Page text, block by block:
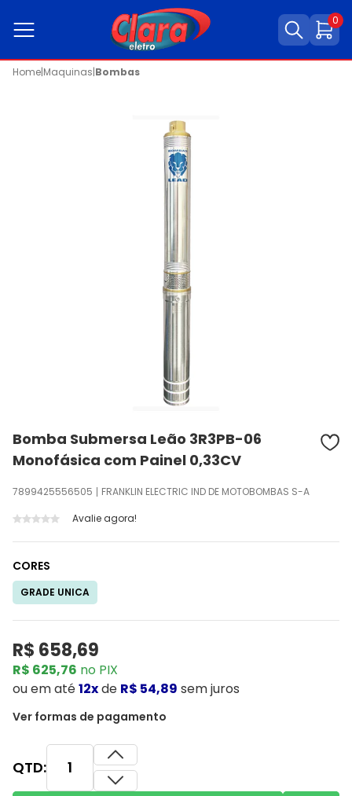
0
Home|Maquinas|Bombas
Bomba Submersa Leão 3R3PB-06
Monofásica com Painel 0,33CV
7899425556505
FRANKLIN ELECTRIC IND DE MOTOBOMBAS S-A
Avalie agora!
R$ 658,69
R$ 625,76 no PIX
ouem até12xde R$ 54,89 sem juros
Ver formas de pagamento
CORES
GRADE UNICA
QTD: